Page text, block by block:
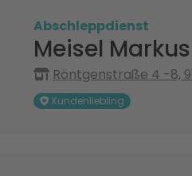
Abschleppdienst
Meisel
Röntgenstraße 4 -8,
Kundenliebling